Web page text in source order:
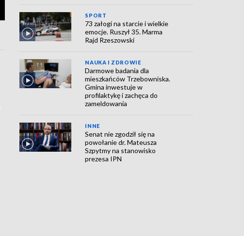
SPORT
73 załogi na starcie i wielkie
emocje. Ruszył 35. Marma
Rajd Rzeszowski
NAUKA I ZDROWIE
Darmowe badania dla
mieszkańców Trzebowniska.
Gmina inwestuje w
profilaktykę i zachęca do
zameldowania
INNE
Senat nie zgodził się na
powołanie dr. Mateusza
Szpytmy na stanowisko
prezesa IPN